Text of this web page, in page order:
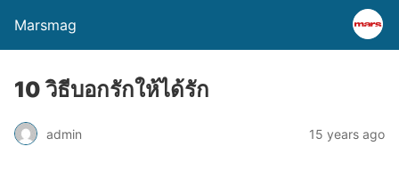
Marsmag
10 วิธีบอกรักให้ได้รัก
admin 15 years ago